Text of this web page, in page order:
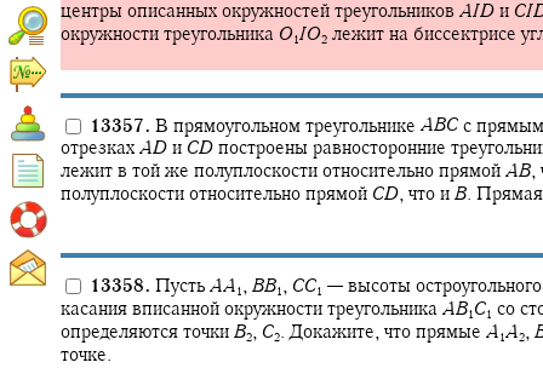
центры описанных окружностей треугольников AID и CI
окружности треугольника O1IO2 лежит на биссектрисе
13357. В прямоугольном треугольнике ABC с
отрезках AD и CD построены равносторонние
лежит в той же полуплоскости относительно прямой AB,
полуплоскости относительно прямой CD, что и B.
13358. Пусть AA 1 , BB1 , CC1 — высоты
касания вписанной окружности треугольника AB1 C1 со
определяются точки B2, C2. Докажите, что прямые A 1A2,
точке.